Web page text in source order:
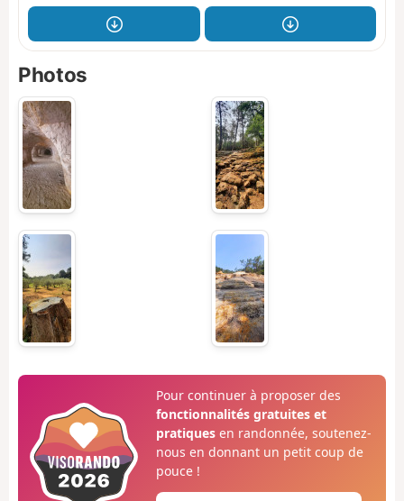
Photos
Pour continuer à proposer des
fonctionnalités gratuites et
pratiquesen randonnée, soutenez-
nous en donnant un petit coup de
pouce !